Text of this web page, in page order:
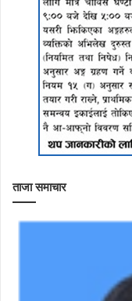
ताजा समाचार